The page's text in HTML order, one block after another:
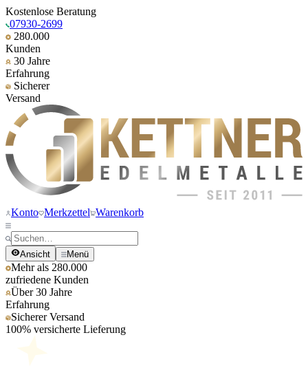
Kostenlose Beratung
07930-2699
280.000
Kunden
30 Jahre
Erfahrung
Sicherer
Versand
Konto Merkzettel Warenkorb
Ansicht Menü
Mehr als 280.000
zufriedene Kunden
Über 30 Jahre
Erfahrung
Sicherer Versand
100% versicherte Lieferung